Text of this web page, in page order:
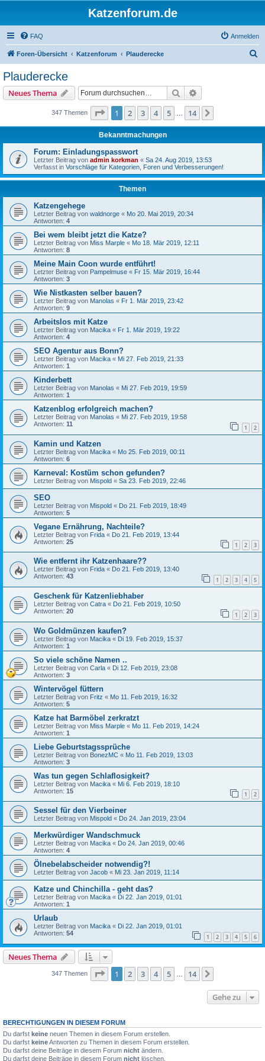
Katzenforum.de
FAQ Anmelden
Foren-Übersicht Katzenforum Plauderecke
Plauderecke
Neues Thema Suche
347 Themen Seite 1von 14
1 2 3 4 5 14
Bekanntmachungen
Forum: Einladungspasswort
Letzter Beitrag von admin korkman « Sa 24. Aug 2019, 13:53
Verfasst in Vorschläge für Kategorien, Foren und Verbesserungen!
Themen
Katzengehege
Letzter Beitrag von waldnorge « Mo 20. Mai 2019, 20:34
Antworten: 4
Bei wem bleibt jetzt die Katze?
Letzter Beitrag von Miss Marple « Mo 18. Mär 2019, 12:11
Antworten: 8
Meine Main Coon wurde entführt!
Letzter Beitrag von Pampelmuse « Fr 15. Mär 2019, 16:44
Antworten: 3
Wie Nistkasten selber bauen?
Letzter Beitrag von Manolas « Fr 1. Mär 2019, 23:42
Antworten: 9
Arbeitslos mit Katze
Letzter Beitrag von Macika « Fr 1. Mär 2019, 19:22
Antworten: 4
SEO Agentur aus Bonn?
Letzter Beitrag von Macika « Mi 27. Feb 2019, 21:33
Antworten: 1
Kinderbett
Letzter Beitrag von Manolas « Mi 27. Feb 2019, 19:59
Antworten: 1
Katzenblog erfolgreich machen?
Letzter Beitrag von Manolas « Mi 27. Feb 2019, 19:58
Antworten: 11 1 2
Kamin und Katzen
Letzter Beitrag von Macika « Mo 25. Feb 2019, 00:11
Antworten: 6
Karneval: Kostüm schon gefunden?
Letzter Beitrag von Mispold « Sa 23. Feb 2019, 22:46
SEO
Letzter Beitrag von Mispold « Do 21. Feb 2019, 18:49
Antworten: 5
Vegane Ernährung, Nachteile?
Letzter Beitrag von Frida « Do 21. Feb 2019, 13:44
Antworten: 25 1 2 3
Wie entfernt ihr Katzenhaare??
Letzter Beitrag von Frida « Do 21. Feb 2019, 13:40
Antworten: 43 1 2 3 4 5
Geschenk für Katzenliebhaber
Letzter Beitrag von Catra « Do 21. Feb 2019, 10:50
Antworten: 20 1 2 3
Wo Goldmünzen kaufen?
Letzter Beitrag von Macika « Di 19. Feb 2019, 15:37
Antworten: 1
So viele schöne Namen ..
Letzter Beitrag von Carla « Di 12. Feb 2019, 23:08
Antworten: 3
Wintervögel füttern
Letzter Beitrag von Fritz « Mo 11. Feb 2019, 16:32
Antworten: 5
Katze hat Barmöbel zerkratzt
Letzter Beitrag von Miss Marple « Mo 11. Feb 2019, 14:24
Antworten: 1
Liebe Geburtstagssprüche
Letzter Beitrag von BonezMC « Mo 11. Feb 2019, 13:03
Antworten: 3
Was tun gegen Schlaflosigkeit?
Letzter Beitrag von Macika « Mi 6. Feb 2019, 18:10
Antworten: 15 1 2
Sessel für den Vierbeiner
Letzter Beitrag von Mispold « Do 24. Jan 2019, 23:04
Merkwürdiger Wandschmuck
Letzter Beitrag von Macika « Do 24. Jan 2019, 00:46
Antworten: 4
Ölnebelabscheider notwendig?!
Letzter Beitrag von Jacob « Mi 23. Jan 2019, 11:14
Katze und Chinchilla - geht das?
Letzter Beitrag von Macika « Di 22. Jan 2019, 01:01
Antworten: 1
Urlaub
Letzter Beitrag von Macika « Di 22. Jan 2019, 01:01
Antworten: 54 1 2 3 4 5 6
Neues Thema
347 Themen Seite 1von 14
1 2 3 4 5 14
Gehe zu
BERECHTIGUNGEN IN DIESEM FORUM
Du darfst keine neuen Themen in diesem Forum erstellen.
Du darfst keineAntworten zu Themen in diesem Forum erstellen.
Du darfst deine Beiträge in diesem Forum nicht ändern.
Du darfst deine Beiträge in diesem Forum nicht löschen.